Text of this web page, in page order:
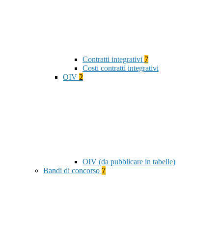
Contratti integrativi 7
Costi contratti integrativi
OIV 2
OIV (da pubblicare in tabelle)
Bandi di concorso 7